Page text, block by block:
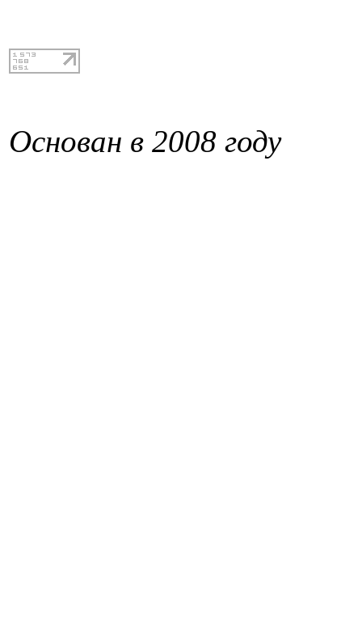
Основан в 2008 году